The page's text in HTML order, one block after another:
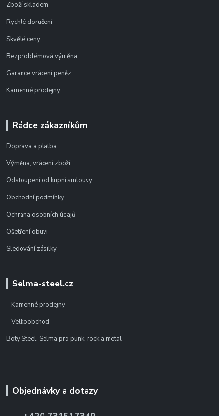
Zboží skladem
Rychlé doručení
Skvělé ceny
Bezproblémová výměna
Garance vrácení peněz
Kamenné prodejny
Rádce zákazníkům
Doprava a platba
Výměna, vrácení zboží
Odstoupení od kupní smlouvy
Obchodní podmínky
Ochrana osobních údajů
Ošetření obuvi
Sledování zásilky
Selma-steel.cz
Kamenné prodejny
Velkoobchod
Boty Steel, Selma pro punk, rock a metal
Objednávky a dotazy